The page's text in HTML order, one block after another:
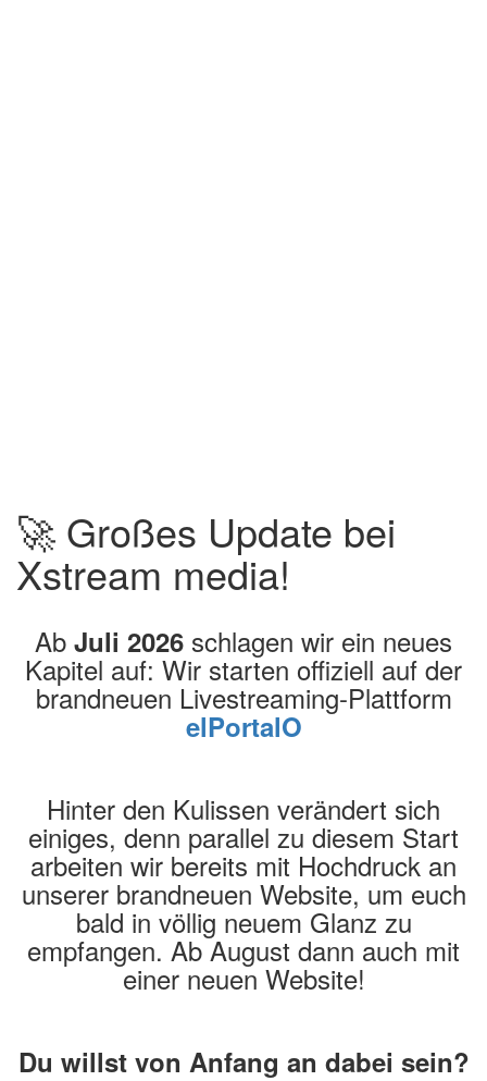
🚀 Großes Update bei
Xstream media!
Ab Juli 2026 schlagen wir ein neues
Kapitel auf: Wir starten offiziell auf der
brandneuen Livestreaming-Plattform
elPortalO
Hinter den Kulissen verändert sich
einiges, denn parallel zu diesem Start
arbeiten wir bereits mit Hochdruck an
unserer brandneuen Website, um euch
bald in völlig neuem Glanz zu
empfangen. Ab August dann auch mit
einer neuen Website!
Du willst von Anfang an dabei sein?